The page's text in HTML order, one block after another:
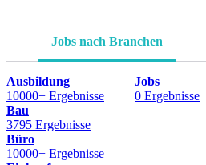
Jobs nach Branchen
Ausbildung
10000+ Ergebnisse
Bau
3795 Ergebnisse
Büro
10000+ Ergebnisse
Jobs
0 Ergebnisse